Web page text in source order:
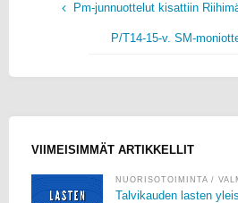
Pm-junnuottelut kisattiin
P/T14-15-v. SM-
VIIMEISIMMÄT ARTIKKELLIT
NUORISOTOIMINTA /
Talvikauden lasten